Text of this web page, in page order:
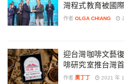
灣程式教育被國
作者 OLGA CHIANG
迎台灣咖啡文藝
啡研究室推台灣
作者 奧丁丁 2021 年